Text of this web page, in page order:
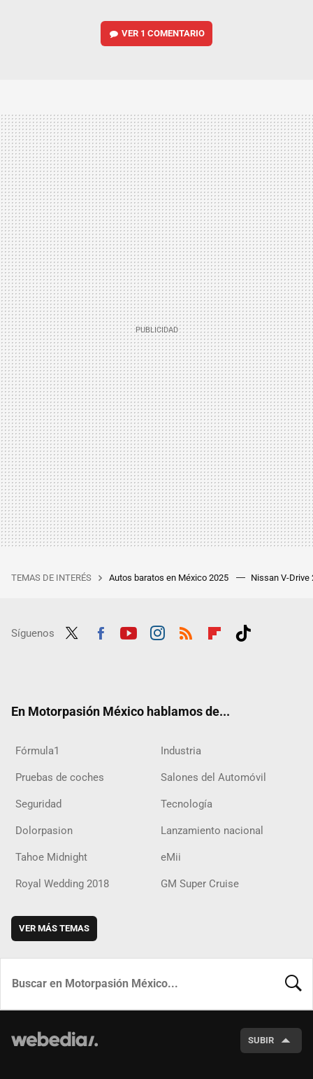
VER 1 COMENTARIO
TEMAS DE INTERÉS Autos baratos en México 2025 Nissan V-Drive
Síguenos
En Motorpasión México hablamos de...
Fórmula1 Industria
Pruebas de coches Salones del Automóvil
Seguridad Tecnología
Dolorpasion Lanzamiento nacional
Tahoe Midnight eMii
Royal Wedding 2018 GM Super Cruise
VER MÁS TEMAS
SUBIR